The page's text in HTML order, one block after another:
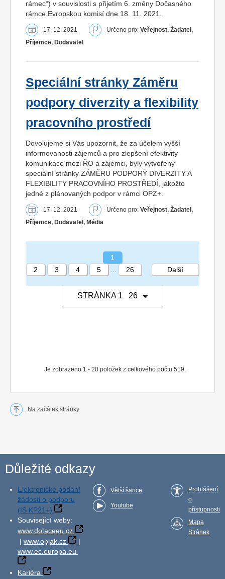
rámec“) v souvislosti s přijetím 6. změny Dočasného
rámce Evropskou komisí dne 18. 11. 2021.
17. 12. 2021 Určeno pro: Veřejnost, Žadatel,
Příjemce, Dodavatel
Speciální stránky Záměru
podpory diverzity a flexibility
pracovního prostředí
Dovolujeme si Vás upozornit, že za účelem vyšší
informovanosti zájemců a pro zlepšení efektivity
komunikace mezi ŘO a zájemci, byly vytvořeny
speciální stránky ZÁMĚRU PODPORY DIVERZITY A
FLEXIBILITY PRACOVNÍHO PROSTŘEDÍ, jakožto
jedné z plánovaných podpor v rámci OPZ+.
17. 12. 2021 Určeno pro: Veřejnost, Žadatel,
Příjemce, Dodavatel, Média
STRÁNKA 1 26
Je zobrazeno 1 - 20 položek z celkového počtu 519.
1
2
3 4 5 26 Další
Na začátek stránky
Důležité odkazy
Elektronické podání
žádosti o podporu
(IS KP21+)
Související weby:
www.dotaceeu.cz
| www.opjak.cz
|
www.ec.europa.eu
Kariéra
Větší šance
Youtube
Prohlášení
o
přístupnosti
Mapa
Stránek